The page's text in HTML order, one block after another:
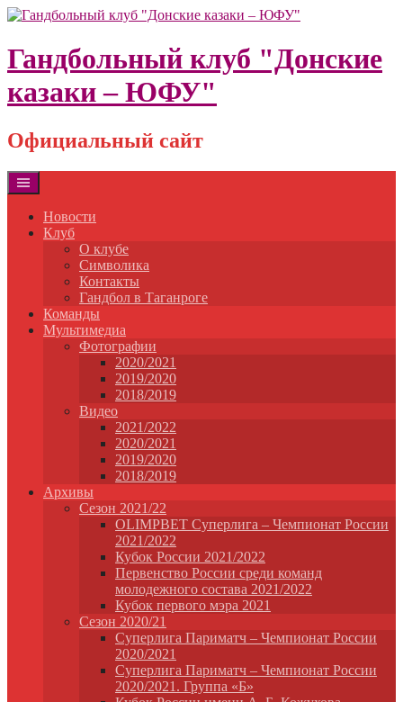
Skip
content
Гандбольный клуб "Донские
казаки – ЮФУ"
Официальный сайт
Новости
Клуб
О клубе
Символика
Контакты
Гандбол в Таганроге
Команды
Мультимедиа
Фотографии
2020/2021
2019/2020
2018/2019
Видео
2021/2022
2020/2021
2019/2020
2018/2019
Архивы
Сезон 2021/22
OLIMPBET Суперлига – Чемпионат России
2021/2022
Кубок России 2021/2022
Первенство России среди команд
молодежного состава 2021/2022
Кубок первого мэра 2021
Сезон 2020/21
Суперлига Париматч – Чемпионат России
2020/2021
Суперлига Париматч – Чемпионат России
2020/2021. Группа «Б»